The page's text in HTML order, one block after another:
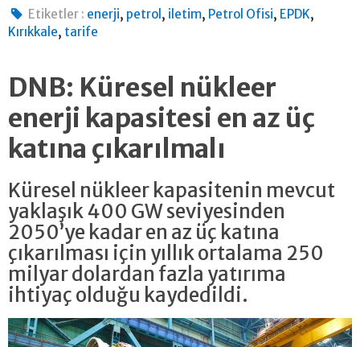
Etiketler : enerji, petrol , iletim, Petrol Ofisi, EPDK,
Kırıkkale, tarife
DNB: Küresel nükleer
enerji kapasitesi en az üç
katına çıkarılmalı
Küresel nükleer kapasitenin mevcut
yaklaşık 400 GW seviyesinden
2050’ye kadar en az üç katına
çıkarılması için yıllık ortalama 250
milyar dolardan fazla yatırıma
ihtiyaç olduğu kaydedildi.